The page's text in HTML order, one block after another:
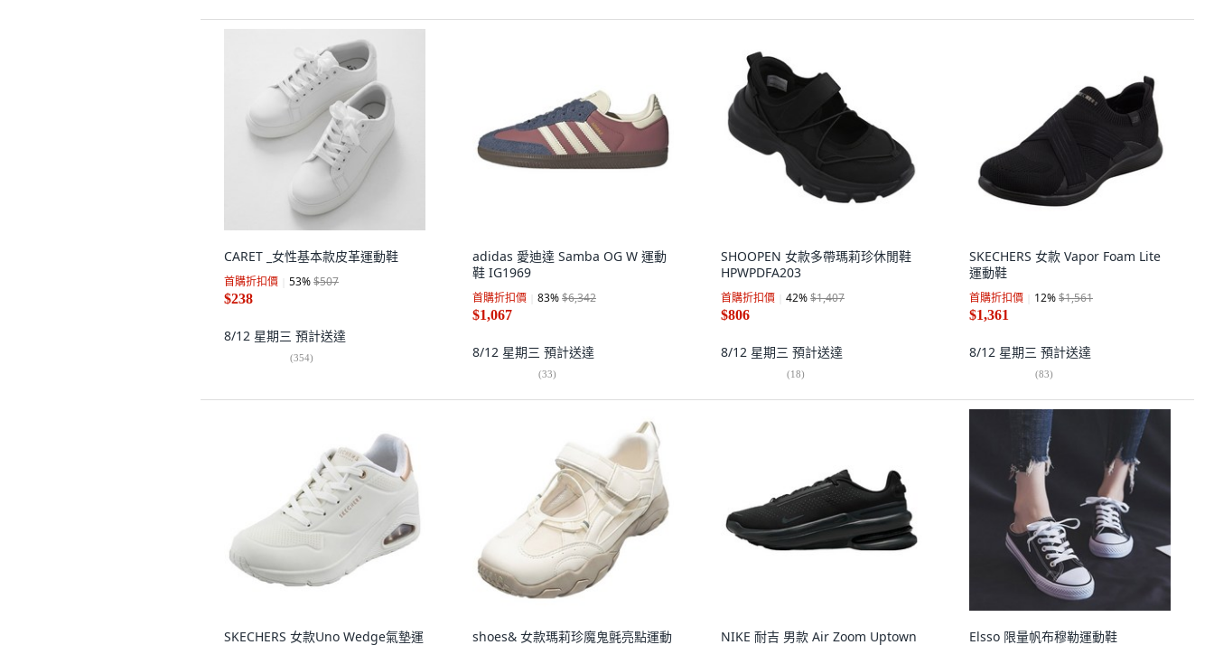
CARET _女性基本款皮革運動鞋
首購折扣價 53%$507
$238
8/12 星期三 預計送達
(354)
adidas 愛迪達 Samba OG W 運動
鞋 IG1969
首購折扣價 83%$6,342
$1,067
8/12 星期三 預計送達
(33)
SHOOPEN 女款多帶瑪莉珍休閒鞋
HPWPDFA203
首購折扣價 42%$1,407
$806
8/12 星期三 預計送達
(18)
SKECHERS 女款 Vapor Foam Lite
運動鞋
首購折扣價 12%$1,561
$1,361
8/12 星期三 預計送達
(83)
SKECHERS 女款Uno Wedge氣墊運
shoes& 女款瑪莉珍魔鬼氈亮點運動
NIKE 耐吉 男款 Air Zoom Uptown
Elsso 限量帆布穆勒運動鞋